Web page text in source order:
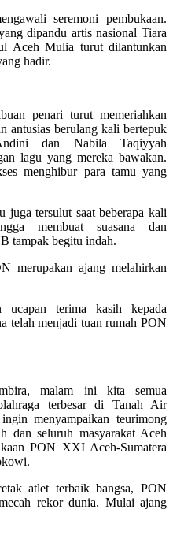
seremoni pembukaan.
dipandu artis nasional Tiara
Aceh Mulia turut dilantunkan
hadir.
penari turut memeriahkan
antusias berulang kali bertepuk
dan Nabila Taqiyyah
lagu yang mereka bawakan.
menghibur para tamu yang
juga tersulut saat beberapa kali
membuat suasana dan
tampak begitu indah.
merupakan ajang melahirkan
ucapan terima kasih kepada
telah menjadi tuan rumah PON
malam ini kita semua
terbesar di Tanah Air
menyampaikan teurimong
dan seluruh masyarakat Aceh
PON XXI Aceh-Sumatera
atlet terbaik bangsa, PON
rekor dunia. Mulai ajang